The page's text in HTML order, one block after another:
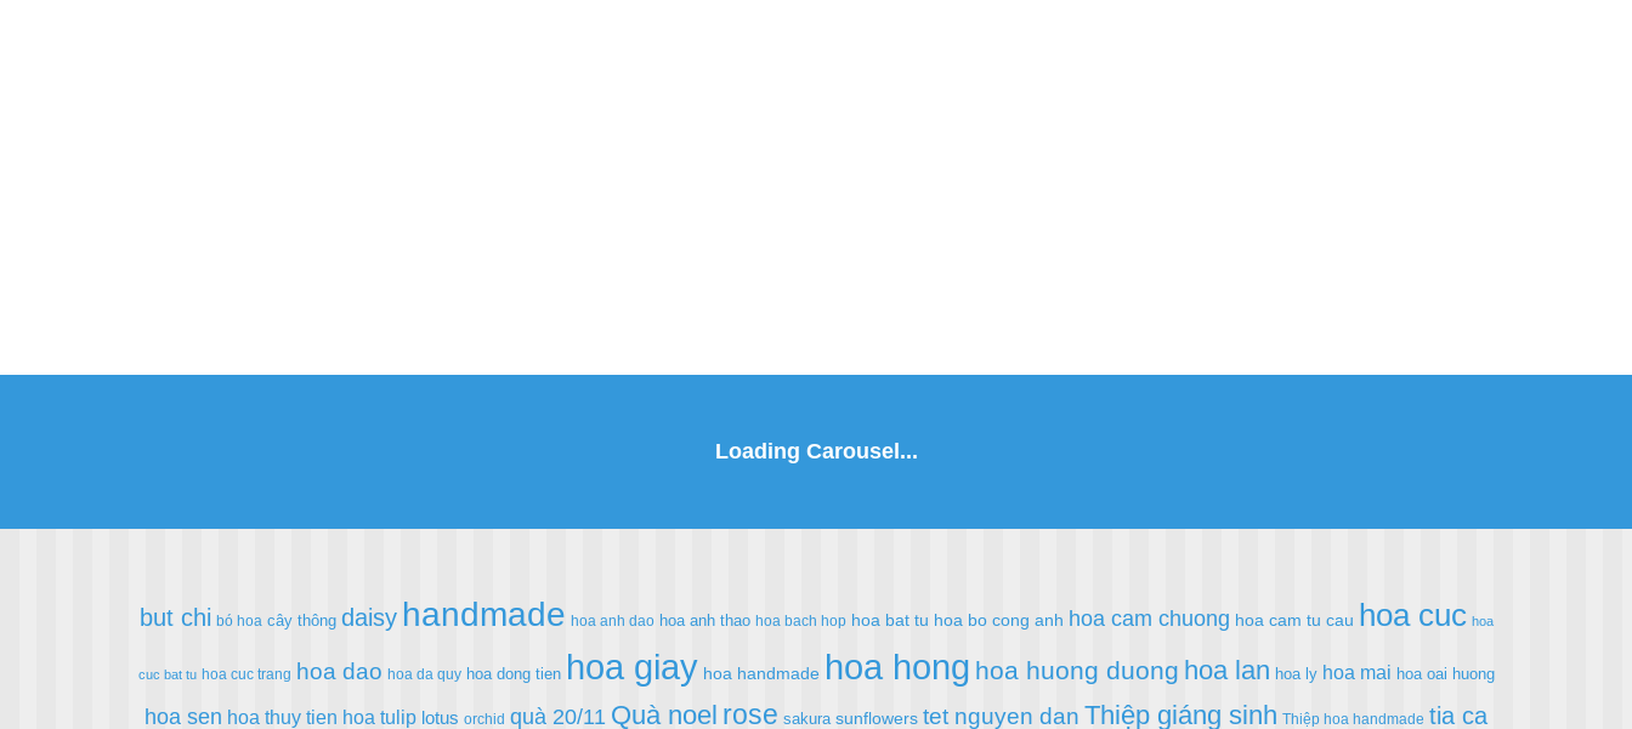
but chi bó hoa cây thông daisy handmade hoa anh dao hoa anh thao hoa bach hop hoa bat tu hoa bo cong anh hoa cam chuong hoa cam tu cau hoa cuc hoa
cuc bat tu hoa cuc trang hoa dao hoa da quy hoa dong tien hoa giay hoa handmade hoa hong hoa huong duong hoa lan hoa ly hoa mai hoa oai huong
hoa sen hoa thuy tien hoa tulip lotus orchid quà 20/11 Quà noel rose sakura sunflowers tet nguyen dan Thiệp giáng sinh Thiệp hoa handmade tia ca